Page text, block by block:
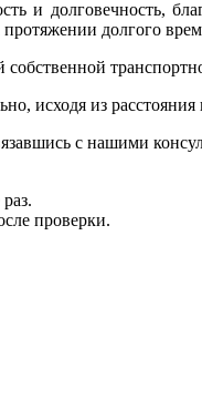
и долговечность,
долгого
собственной
исходя из
с нашими
проверки.